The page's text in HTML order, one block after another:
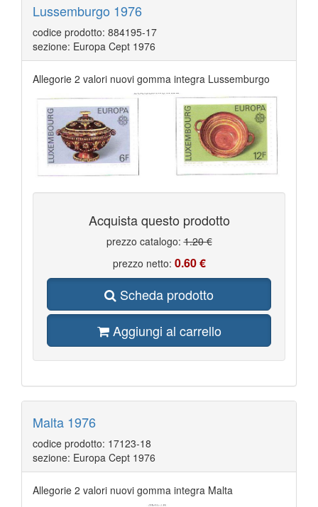
Lussemburgo 1976
codice prodotto: 884195-17
sezione: Europa Cept 1976
Allegorie 2 valori nuovi gomma integra Lussemburgo
Acquista questo prodotto
prezzo catalogo:1.20 €
prezzo netto: 0.60 €
Scheda prodotto
Aggiungi al carrello
Malta 1976
codice prodotto: 17123-18
sezione: Europa Cept 1976
Allegorie 2 valori nuovi gomma integra Malta